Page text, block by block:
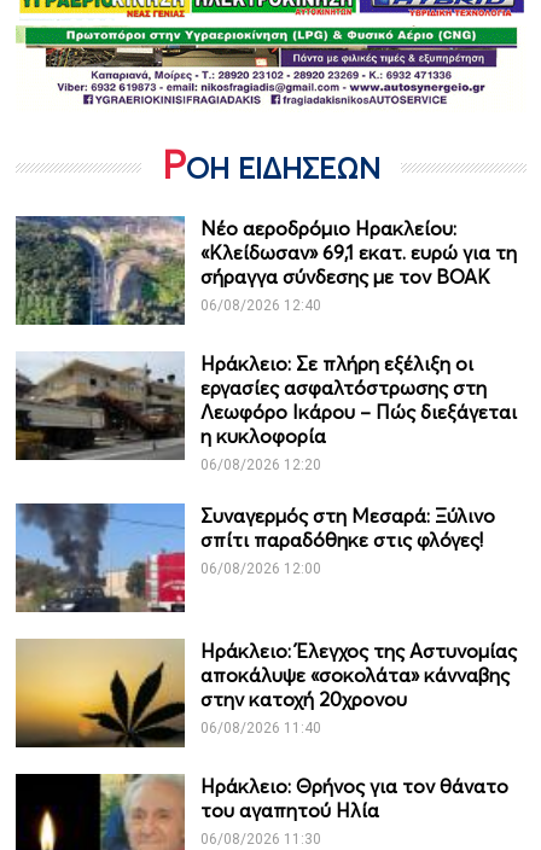
ΡΟΗ ΕΙΔΗΣΕΩΝ
Νέο αεροδρόμιο Ηρακλείου:
«Κλείδωσαν» 69,1 εκατ. ευρώ για τη
σήραγγα σύνδεσης με τον ΒΟΑΚ
06/08/2026 12:40
Ηράκλειο: Σε πλήρη εξέλιξη οι
εργασίες ασφαλτόστρωσης στη
Λεωφόρο Ικάρου – Πώς διεξάγεται
η κυκλοφορία
06/08/2026 12:20
Συναγερμός στη Μεσαρά: Ξύλινο
σπίτι παραδόθηκε στις φλόγες!
06/08/2026 12:00
Ηράκλειο: Έλεγχος της Αστυνομίας
αποκάλυψε «σοκολάτα» κάνναβης
στην κατοχή 20χρονου
06/08/2026 11:40
Ηράκλειο: Θρήνος για τον θάνατο
του αγαπητού Ηλία
06/08/2026 11:30